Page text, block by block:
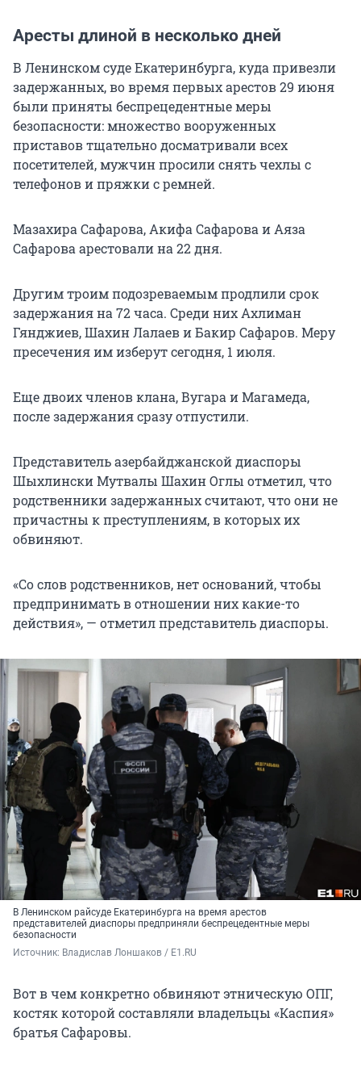
Аресты длиной в несколько дней
В Ленинском суде Екатеринбурга, куда привезли
задержанных, во время первых арестов 29 июня
были приняты беспрецедентные меры
безопасности: множество вооруженных
приставов тщательно досматривали всех
посетителей, мужчин просили снять чехлы с
телефонов и пряжки с ремней.
Мазахира Сафарова, Акифа Сафарова и Аяза
Сафарова арестовали на 22 дня.
Другим троим подозреваемым продлили срок
задержания на 72 часа. Среди них Ахлиман
Гянджиев, Шахин Лалаев и Бакир Сафаров. Меру
пресечения им изберут сегодня, 1 июля.
Еще двоих членов клана, Вугара и Магамеда,
после задержания сразу отпустили.
Представитель азербайджанской диаспоры
Шыхлински Мутвалы Шахин Оглы отметил, что
родственники задержанных считают, что они не
причастны к преступлениям, в которых их
обвиняют.
«Со слов родственников, нет оснований, чтобы
предпринимать в отношении них какие-то
действия», — отметил представитель диаспоры.
В Ленинском райсуде Екатеринбурга на время арестов
представителей диаспоры предприняли беспрецедентные меры
безопасности
Источник: Владислав Лоншаков / E1.RU
Вот в чем конкретно обвиняют этническую ОПГ,
костяк которой составляли владельцы «Каспия»
братья Сафаровы.